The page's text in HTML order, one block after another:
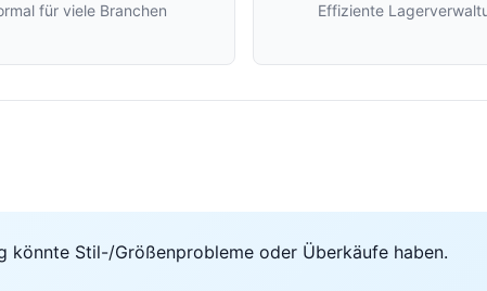
für viele Branchen Effiziente
könnte Stil-/Größenprobleme oder Überkäufe haben.